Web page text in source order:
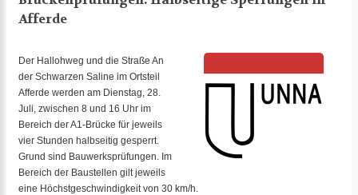
Afferde
Der Hallohweg und die Straße An
der Schwarzen Saline im Ortsteil
Afferde werden am Dienstag, 28.
Juli, zwischen 8 und 16 Uhr im
Bereich der A1-Brücke für jeweils
vier Stunden halbseitig gesperrt.
Grund sind Bauwerksprüfungen. Im
Bereich der Baustellen gilt jeweils
eine Höchstgeschwindigkeit von 30 km/h.